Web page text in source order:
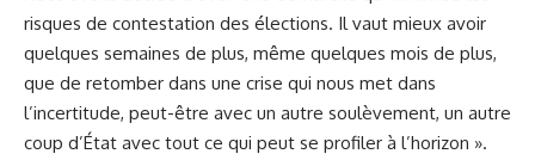
risques de contestation des élections. Il vaut mieux avoir
quelques semaines de plus, même quelques mois de plus,
que de retomber dans une crise qui nous met dans
l’incertitude, peut-être avec un autre soulèvement, un autre
coup d’État avec tout ce qui peut se profiler à l’horizon ».